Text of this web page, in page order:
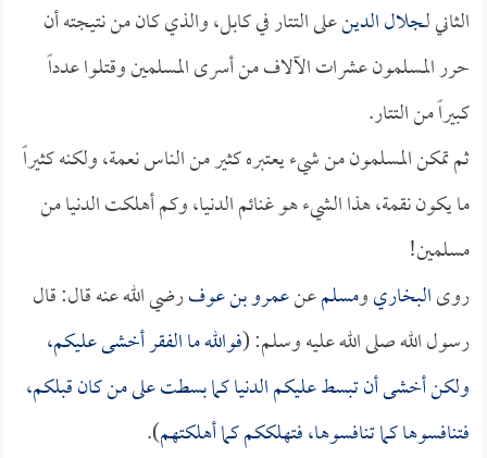
الثاني لـجلال الدينعلى التتار في كابل، والذي كان من نتيجته أن
حرر المسلمون عشرات الآلاف من أسرى المسلمين وقتلوا عدداً
كبيراً من التتار.
ثم تمكن المسلمون من شيء يعتبره كثير من الناس نعمة، ولكنه كثيراً
ما يكون نقمة، هذا الشيء هو غنائم الدنيا، وكم أهلكت الدنيا من
مسلمين!
روىالبخاريومسلمعنعمرو بن عوفرضي الله عنه قال: قال
رسول الله صلى الله عليه وسلم: (فوالله ما الفقر أخشى عليكم،
ولكن أخشى أن تبسط عليكم الدنيا كما بسطت على من كان قبلكم،
فتنافسوها كما تنافسوها، فتهلككم كما أهلكتهم).